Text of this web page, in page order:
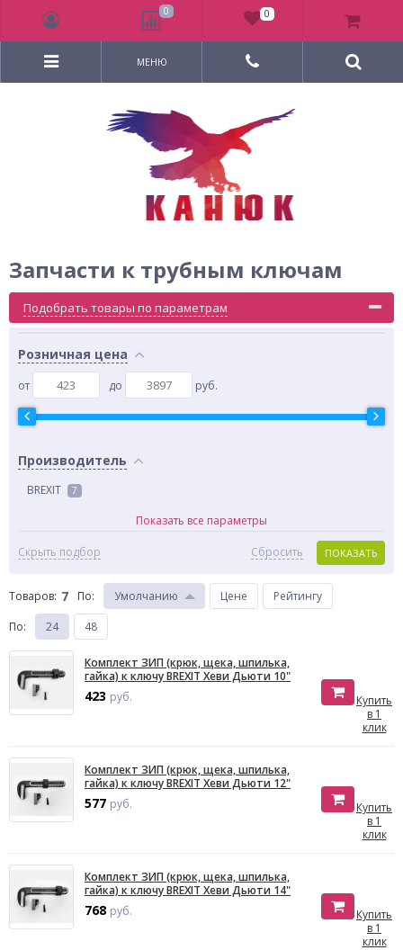
МЕНЮ
Запчасти к трубным ключам
Подобрать товары по параметрам
Розничная цена
от до руб.
Производитель
BREXIT 7
Показать все параметры
Скрыть подбор ПОКАЗАТЬ
Сбросить
Товаров: 7 По: Умолчанию Цене
Рейтингу
По: 24 48
Комплект ЗИП (крюк, щека, шпилька,
гайка) к ключу BREXIT Хеви Дьюти 10"
423 руб.
Купить
в 1
клик
Комплект ЗИП (крюк, щека, шпилька,
гайка) к ключу BREXIT Хеви Дьюти 12"
577 руб.
Купить
в 1
клик
Комплект ЗИП (крюк, щека, шпилька,
гайка) к ключу BREXIT Хеви Дьюти 14"
768 руб.
Купить
в 1
клик
0 0